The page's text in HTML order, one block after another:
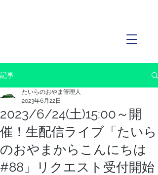
記事
2023/6/24(土)15:00～開
催！生配信ライブ「たいら
のおやまからこんにちは
#88」リクエスト受付開始
たいらのおやま管理人
2023年6月22日